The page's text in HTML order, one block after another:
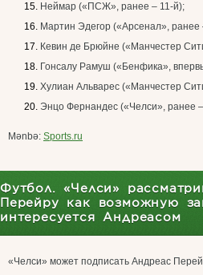
Неймар («ПСЖ», ранее – 11-й);
Мартин Эдегор («Арсенал», ранее
Кевин де Брюйне («Манчестер
Гонсалу Рамуш («Бенфика»,
Хулиан Альварес («Манчестер
Энцо Фернандес («Челси», ранее
Mənbə: Sports.ru
Футбол. «Челси»
Перейру как возможную
интересуется Андреасом
«Челси» может подписать Андреас